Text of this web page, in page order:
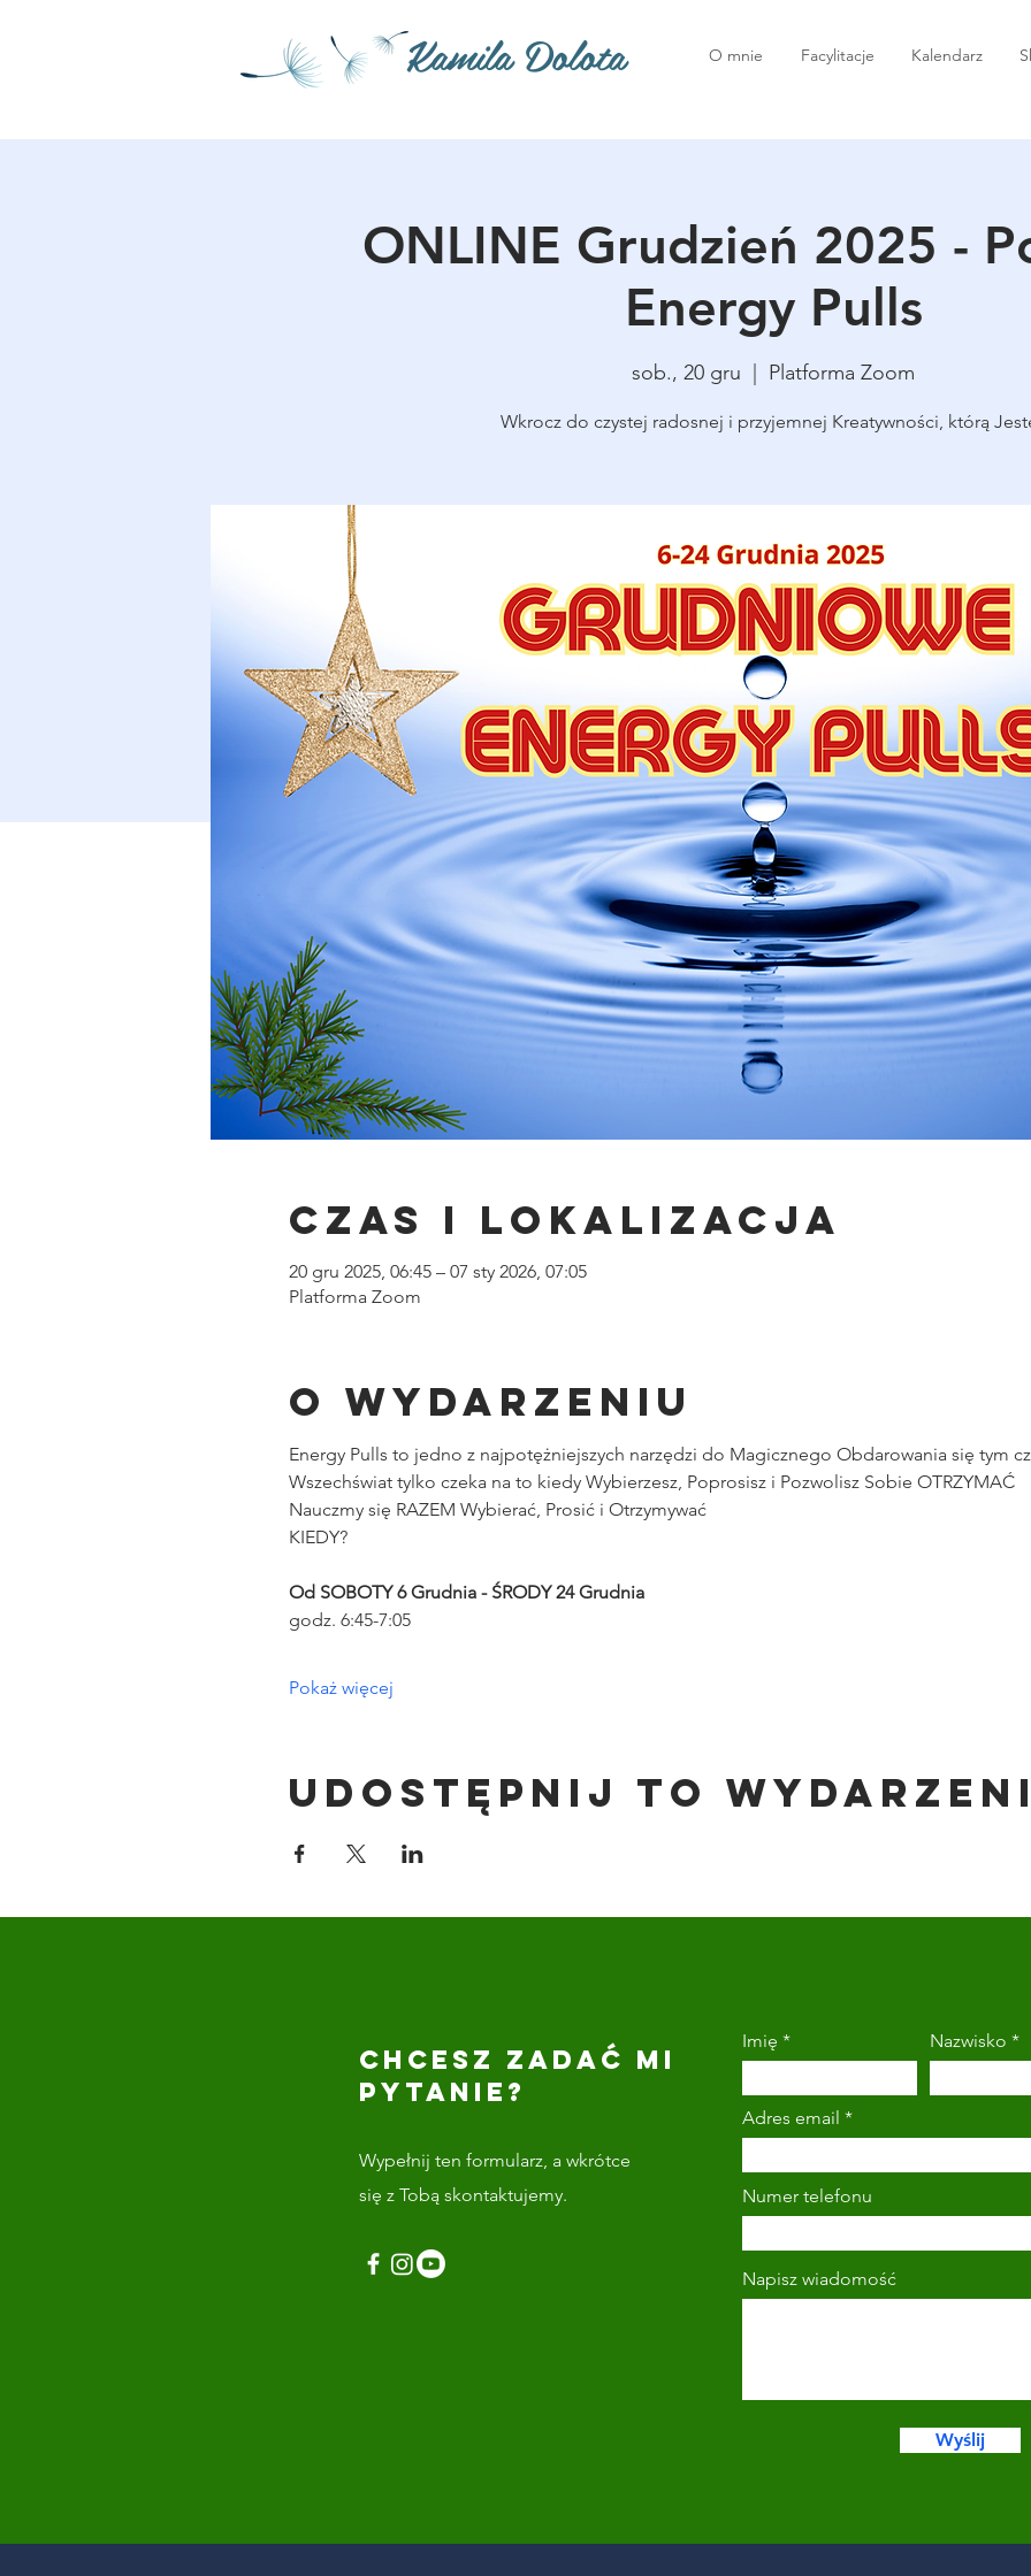
Kamila Dolota O mnie Facylitacje Kalendarz
ONLINE Grudzień 2025 -
Energy Pulls
sob., 20 gru
  |
Platforma Zoom
Wkrocz do czystej radosnej i przyjemnej Kreatywności, którą
Czas i lokalizacja
20 gru 2025, 06:45 – 07 sty 2026, 07:05
Platforma Zoom
O wydarzeniu
Energy Pulls to jedno z najpotężniejszych narzędzi do Magicznego Obdarowania się tym
Wszechświat tylko czeka na to kiedy Wybierzesz, Poprosisz i Pozwolisz Sobie OTRZYMAĆ
Nauczmy się RAZEM Wybierać, Prosić i Otrzymywać
KIEDY?
Od SOBOTY 6 Grudnia - ŚRODY 24 Grudnia
godz. 6:45-7:05
Pokaż więcej
Udostępnij to
CHCESZ ZADAĆ MI
PYTANIE?
Wypełnij ten formularz, a wkrótce
się z Tobą skontaktujemy.
Imię Nazwisko
Adres email
Numer telefonu
Napisz wiadomość
Wyślij